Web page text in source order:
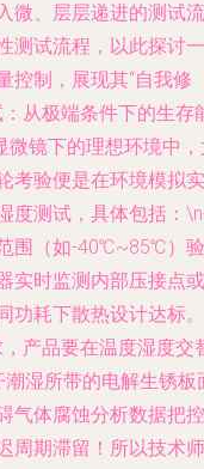
微、层层递进的测试流
测试流程，以此探讨一
控制，展现其“自我修
从极端条件下的生存
微镜下的理想环境中
考验便是在环境模拟实
度测试，具体包括：
围（如-40℃~85℃）验
实时监测内部压接点或
功耗下散热设计达标。
产品要在温度湿度交
湿所带的电解生锈板
气体腐蚀分析数据把控
周期滞留！所以技术师